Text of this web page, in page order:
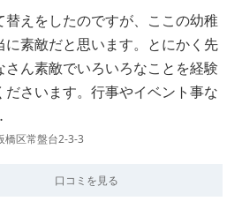
替えをしたのですが、ここの幼稚
に素敵だと思います。とにかく先
さん素敵でいろいろなことを経験
ださいます。行事やイベント事な
橋区常盤台2-3-3
口コミを見る